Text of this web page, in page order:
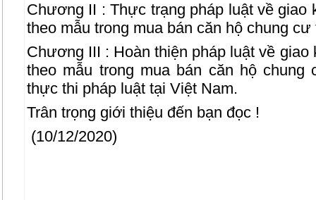
Chương II : Thực trạng pháp luật về giao
theo mẫu trong mua bán căn hộ chung
Chương III : Hoàn thiện pháp luật về
theo mẫu trong mua bán căn hộ chung
thực thi pháp luật tại Việt Nam.
Trân trọng giới thiệu đến bạn đọc !
(10/12/2020)